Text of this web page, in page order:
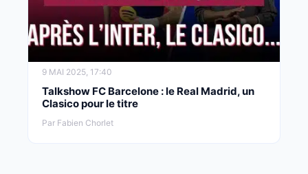
9 MAI 2025, 17:40
Talkshow FC Barcelone : le Real Madrid, un
Clasico pour le titre
Par Fabien Chorlet